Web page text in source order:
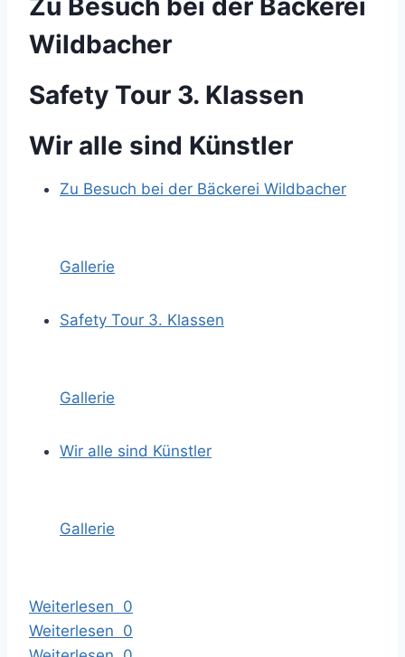
Zu Besuch bei der Bäckerei
Wildbacher
Safety Tour 3. Klassen
Wir alle sind Künstler
Zu Besuch bei der Bäckerei Wildbacher
Gallerie
Safety Tour 3. Klassen
Gallerie
Wir alle sind Künstler
Gallerie
Weiterlesen 0
Weiterlesen 0